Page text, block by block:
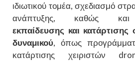
ιδιωτικού τομέα, σχεδιασμό
ανάπτυξης, καθώς
εκπαίδευσης και κατάρτισης
δυναμικού, όπως
κατάρτισης χειριστών